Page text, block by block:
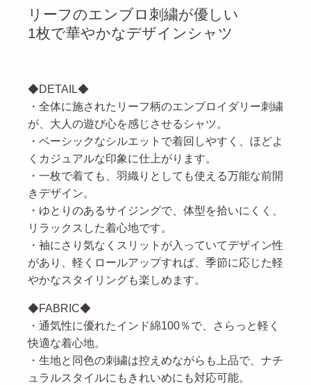
る
リーフのエンブロ刺繍が優しい
1枚で華やかなデザインシャツ
◆DETAIL◆
・全体に施されたリーフ柄のエンブロイダリー刺繍
が、大人の遊び心を感じさせるシャツ。
・ベーシックなシルエットで着回しやすく、ほどよ
くカジュアルな印象に仕上がります。
・一枚で着ても、羽織りとしても使える万能な前開
きデザイン。
・ゆとりのあるサイジングで、体型を拾いにくく、
リラックスした着心地です。
・袖にさり気なくスリットが入っていてデザイン性
があり、軽くロールアップすれば、季節に応じた軽
やかなスタイリングも楽しめます。
◆FABRIC◆
・通気性に優れたインド綿100％で、さらっと軽く
快適な着心地。
・生地と同色の刺繍は控えめながらも上品で、ナチ
ュラルスタイルにもきれいめにも対応可能。